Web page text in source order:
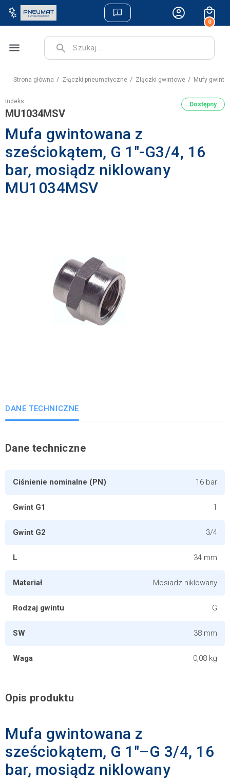
0
menu search
Strona główna Złączki pneumatyczne Złączki gwintowe Mufy
Indeks
MU1034MSV
Dostępny
Mufa gwintowana z
sześciokątem, G 1"-G3/4, 16
bar, mosiądz niklowany
MU1034MSV
DANE TECHNICZNE
Dane techniczne
Ciśnienie nominalne (PN) 16 bar
Gwint G1 1
Gwint G2 3/4
L 34 mm
Materiał Mosiadz niklowany
Rodzaj gwintu G
SW 38 mm
Waga 0,08 kg
Opis produktu
Mufa gwintowana z
sześciokątem, G 1"–G 3/4, 16
bar, mosiądz niklowany